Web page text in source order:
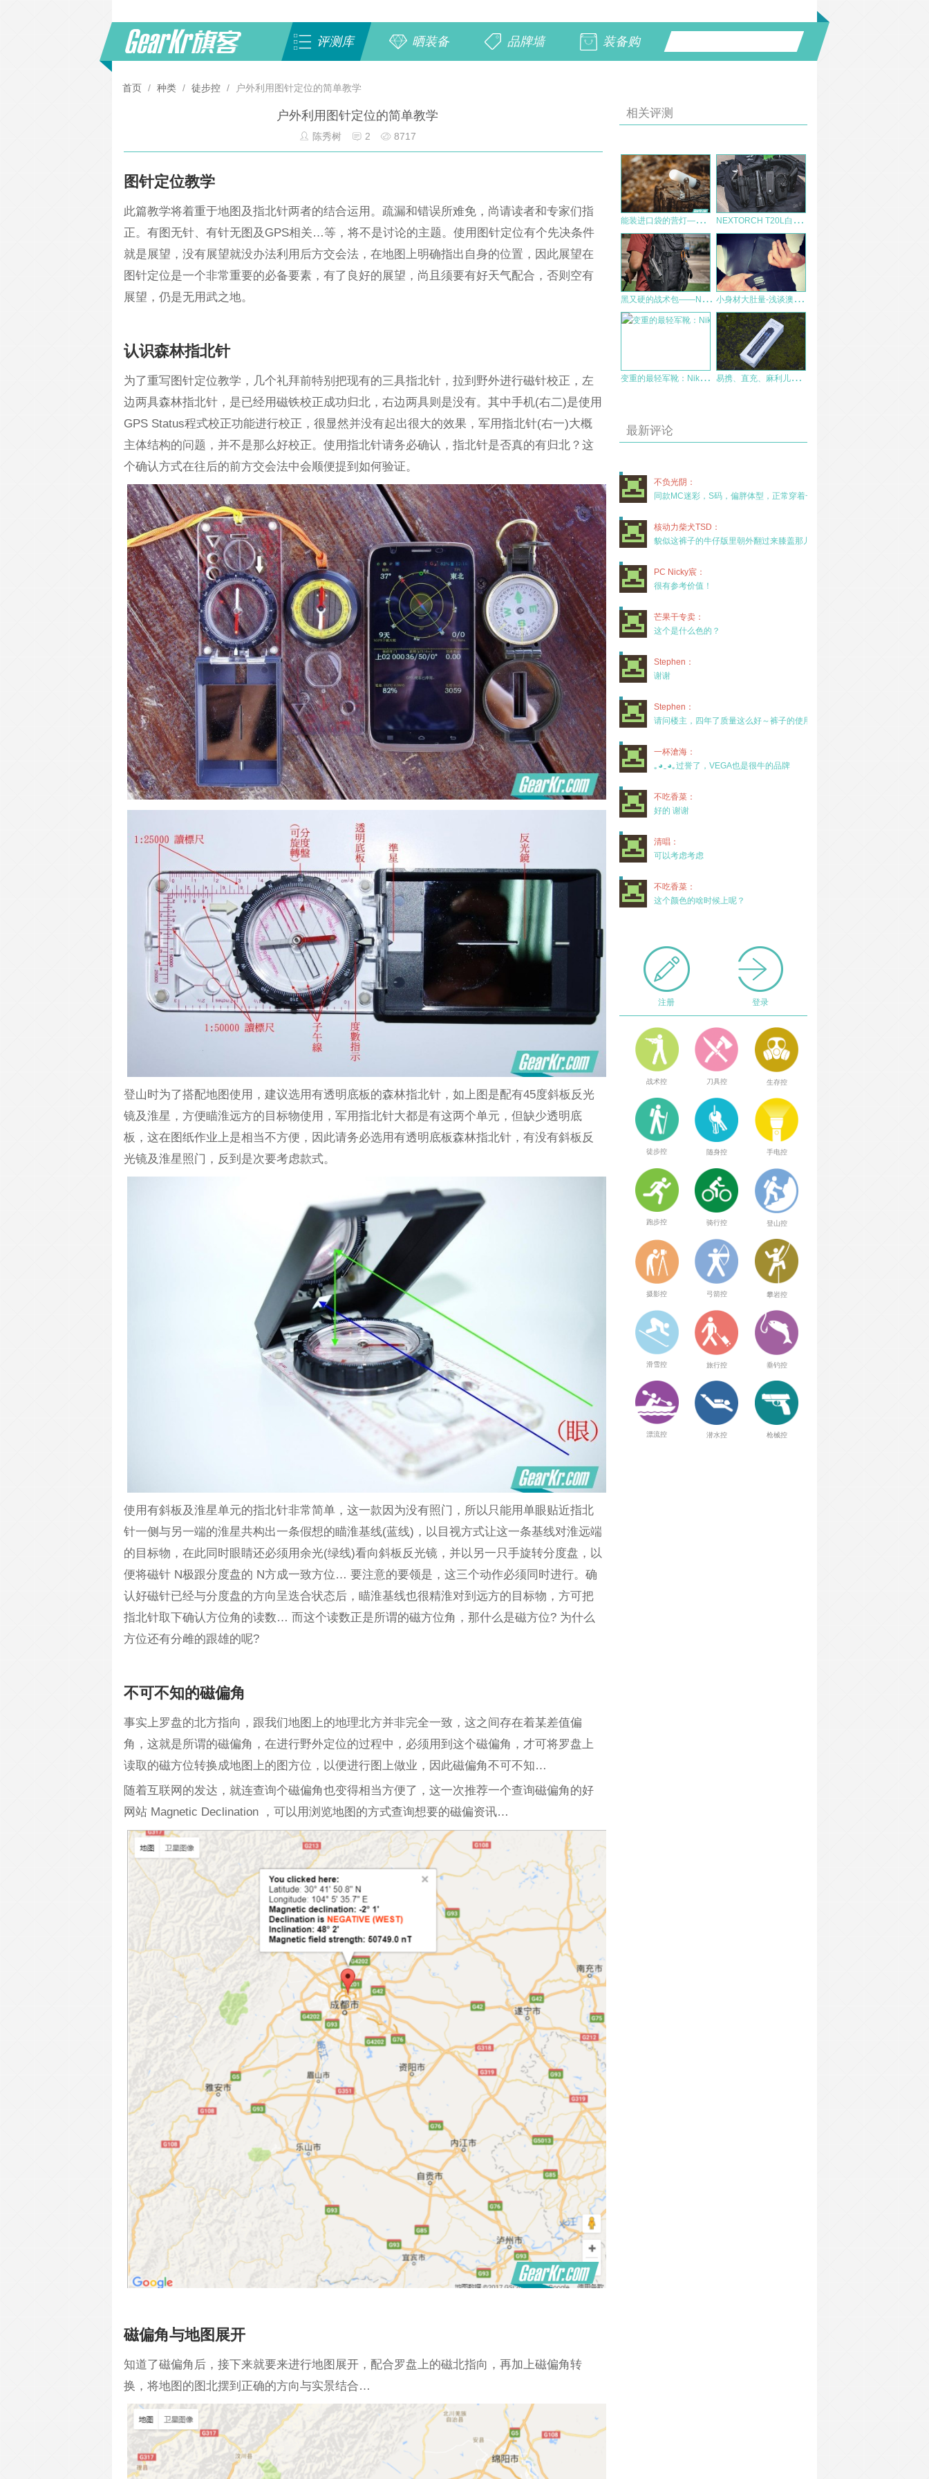
评测库 晒装备 品牌墙 装备购
首页 / 种类 / 徒步控 / 户外利用图针定位的简单教学
户外利用图针定位的简单教学
陈秀树 2 8717
图针定位教学
此篇教学将着重于地图及指北针两者的结合运用。疏漏和错误所难免，尚请读者和专家们指
正。有图无针、有针无图及GPS相关…等，将不是讨论的主题。使用图针定位有个先决条件
就是展望，没有展望就没办法利用后方交会法，在地图上明确指出自身的位置，因此展望在
图针定位是一个非常重要的必备要素，有了良好的展望，尚且须要有好天气配合，否则空有
展望，仍是无用武之地。
认识森林指北针
为了重写图针定位教学，几个礼拜前特别把现有的三具指北针，拉到野外进行磁针校正，左
边两具森林指北针，是已经用磁铁校正成功归北，右边两具则是没有。其中手机(右二)是使用
GPS Status程式校正功能进行校正，很显然并没有起出很大的效果，军用指北针(右一)大概
主体结构的问题，并不是那么好校正。使用指北针请务必确认，指北针是否真的有归北？这
个确认方式在往后的前方交会法中会顺便提到如何验证。
登山时为了搭配地图使用，建议选用有透明底板的森林指北针，如上图是配有45度斜板反光
镜及淮星，方便瞄淮远方的目标物使用，军用指北针大都是有这两个单元，但缺少透明底
板，这在图纸作业上是相当不方便，因此请务必选用有透明底板森林指北针，有没有斜板反
光镜及淮星照门，反到是次要考虑款式。
使用有斜板及淮星单元的指北针非常简单，这一款因为没有照门，所以只能用单眼贴近指北
针一侧与另一端的淮星共构出一条假想的瞄淮基线(蓝线)，以目视方式让这一条基线对淮远端
的目标物，在此同时眼睛还必须用余光(绿线)看向斜板反光镜，并以另一只手旋转分度盘，以
便将磁针 N极跟分度盘的 N方成一致方位… 要注意的要领是，这三个动作必须同时进行。确
认好磁针已经与分度盘的方向呈迭合状态后，瞄淮基线也很精淮对到远方的目标物，方可把
指北针取下确认方位角的读数… 而这个读数正是所谓的磁方位角，那什么是磁方位? 为什么
方位还有分雌的跟雄的呢?
不可不知的磁偏角
事实上罗盘的北方指向，跟我们地图上的地理北方并非完全一致，这之间存在着某差值偏
角，这就是所谓的磁偏角，在进行野外定位的过程中，必须用到这个磁偏角，才可将罗盘上
读取的磁方位转换成地图上的图方位，以便进行图上做业，因此磁偏角不可不知…
随着互联网的发达，就连查询个磁偏角也变得相当方便了，这一次推荐一个查询磁偏角的好
网站 Magnetic Declination ，可以用浏览地图的方式查询想要的磁偏资讯…
磁偏角与地图展开
知道了磁偏角后，接下来就要来进行地图展开，配合罗盘上的磁北指向，再加上磁偏角转
换，将地图的图北摆到正确的方向与实景结合…
相关评测
能
装进口袋的营灯——NEXTORCH UL360 评测 N
EXTORCH T20L白激光战术手电使用感受
黑
又硬的战术包——NITECORE奈特科尔MP25背包测评 小
身材大肚量-浅谈澳洲Bellroy防水钱包初体验
变
重的最轻军靴：Nike SFB二代轻型靴体验 易
携、直充、麻利儿快！Olight i5R EOS EDC小筒赏玩
最新评论
不负光阴：
同款MC迷彩，S码，偏胖体型，正常穿着一年半，没
核动力柴犬TSD：
貌似这裤子的牛仔版里朝外翻过来膝盖那儿有放护膝的
PC Nicky宸：
很有参考价值！
芒果干专卖：
这个是什么色的？
Stephen：
谢谢
Stephen：
请问楼主，四年了质量这么好～裤子的使用率高吗？
一杯滄海：
｡◕‿◕｡过誉了，VEGA也是很牛的品牌
不吃香菜：
好的 谢谢
清唱：
可以考虑考虑
不吃香菜：
这个颜色的啥时候上呢？
注册 登录
战术控 刀具控 生存控
徒步控 随身控 手电控
跑步控 骑行控 登山控
摄影控 弓箭控 攀岩控
滑雪控 旅行控 垂钓控
漂流控 潜水控 枪械控